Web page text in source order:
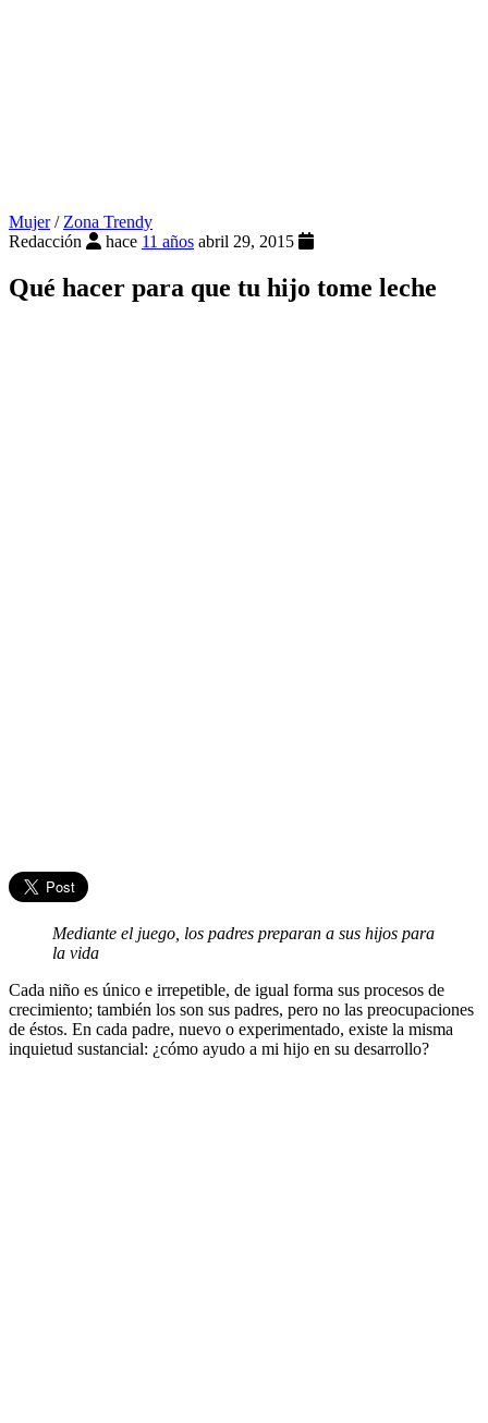
Mujer/Zona Trendy
Redacción
hace 11 años abril 29, 2015
Qué hacer para que tu hijo tome leche
Mediante el juego, los padres preparan a sus hijos para
la vida
Cada niño es único e irrepetible, de igual forma sus procesos de
crecimiento; también los son sus padres, pero no las preocupaciones
de éstos. En cada padre, nuevo o experimentado, existe la misma
inquietud sustancial: ¿cómo ayudo a mi hijo en su desarrollo?